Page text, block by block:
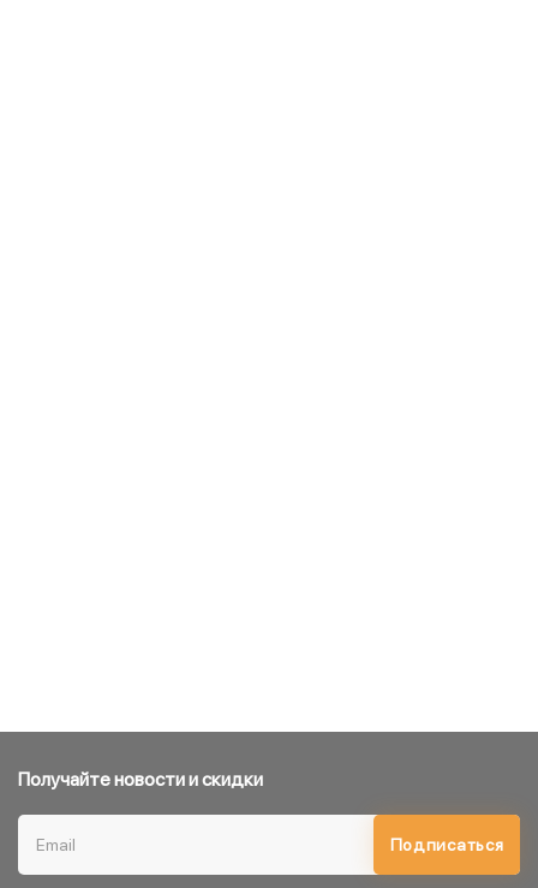
Получайте новости и скидки
Подписаться